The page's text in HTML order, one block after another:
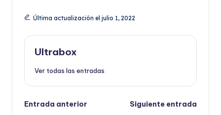
Última actualización el julio 1, 2022
Ultrabox
Ver todas las entradas
Navegación
Entrada anterior Siguiente entrada